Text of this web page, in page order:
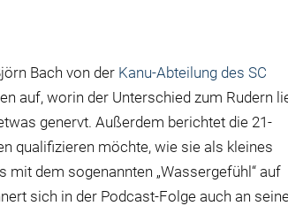
Bach von der Kanu-Abteilung des SC
auf, worin der Unterschied zum Rudern
genervt. Außerdem berichtet die 21-
qualifizieren möchte, wie sie als kleines
dem sogenannten „Wassergefühl“ auf
sich in der Podcast-Folge auch an